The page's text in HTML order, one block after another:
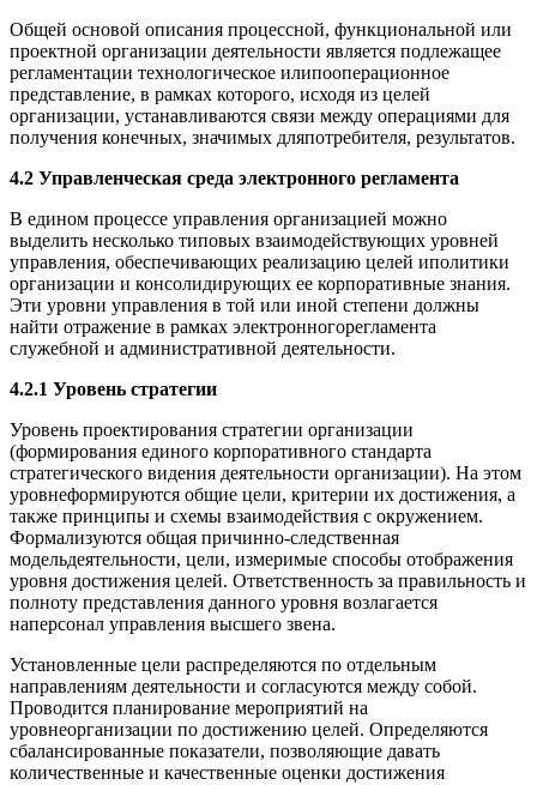
Общей основой описания процессной, функциональной или
проектной организации деятельности является подлежащее
регламентации технологическое илипооперационное
представление, в рамках которого, исходя из целей
организации, устанавливаются связи между операциями для
получения конечных, значимых дляпотребителя, результатов.
4.2 Управленческая среда электронного регламента
В едином процессе управления организацией можно
выделить несколько типовых взаимодействующих уровней
управления, обеспечивающих реализацию целей иполитики
организации и консолидирующих ее корпоративные знания.
Эти уровни управления в той или иной степени должны
найти отражение в рамках электронногорегламента
служебной и административной деятельности.
4.2.1 Уровень стратегии
Уровень проектирования стратегии организации
(формирования единого корпоративного стандарта
стратегического видения деятельности организации). На этом
уровнеформируются общие цели, критерии их достижения, а
также принципы и схемы взаимодействия с окружением.
Формализуются общая причинно-следственная
модельдеятельности, цели, измеримые способы отображения
уровня достижения целей. Ответственность за правильность и
полноту представления данного уровня возлагается
наперсонал управления высшего звена.
Установленные цели распределяются по отдельным
направлениям деятельности и согласуются между собой.
Проводится планирование мероприятий на
уровнеорганизации по достижению целей. Определяются
сбалансированные показатели, позволяющие давать
количественные и качественные оценки достижения